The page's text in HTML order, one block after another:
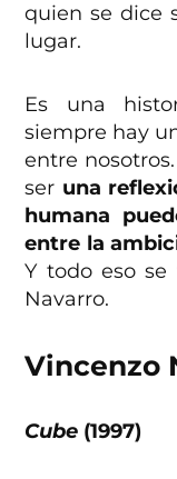
quien se dice
lugar.
Es una
siempre hay
entre
ser una
humana
entre la
Y todo eso
Navarro.
Vincenzo
Cube (1997)